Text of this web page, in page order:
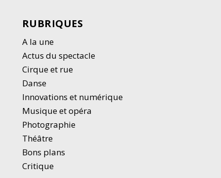
RUBRIQUES
A la une
Actus du spectacle
Cirque et rue
Danse
Innovations et numérique
Musique et opéra
Photographie
Théâtre
Bons plans
Critique